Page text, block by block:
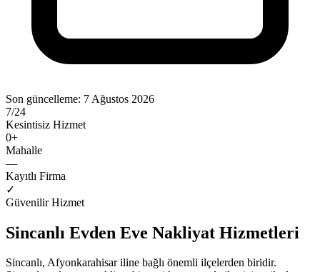
Son güncelleme: 7 Ağustos 2026
7/24
Kesintisiz Hizmet
0+
Mahalle
—
Kayıtlı Firma
✓
Güvenilir Hizmet
Sincanlı Evden Eve Nakliyat Hizmetleri
Sincanlı, Afyonkarahisariline bağlı önemli ilçelerden biridir.